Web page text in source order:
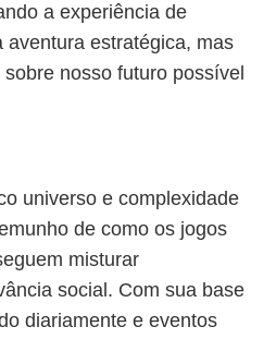
a experiência de
aventura estratégica, mas
nosso futuro possível
universo e complexidade
de como os jogos
misturar
social. Com sua base
diariamente e eventos